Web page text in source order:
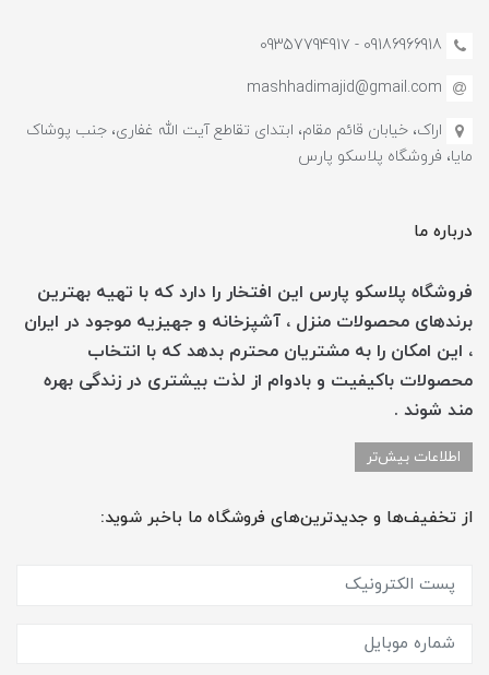
09186966918 - 0935779491۷
mashhadimajid@gmail.com
اراک، خیابان قائم مقام، ابتدای تقاطع آیت الله غفاری، جنب پوشاک
مایا، فروشگاه پلاسکو پارس
درباره ما
فروشگاه پلاسکو پارس این افتخار را دارد که با تهیه بهترین
برندهای محصولات منزل ، آشپزخانه و جهیزیه موجود در ایران
، این امکان را به مشتریان محترم بدهد که با انتخاب
محصولات باکیفیت و بادوام از لذت بیشتری در زندگی بهره
مند شوند .
اطلاعات بیش‌تر
از تخفیف‌ها و جدیدترین‌های فروشگاه ما باخبر شوید: